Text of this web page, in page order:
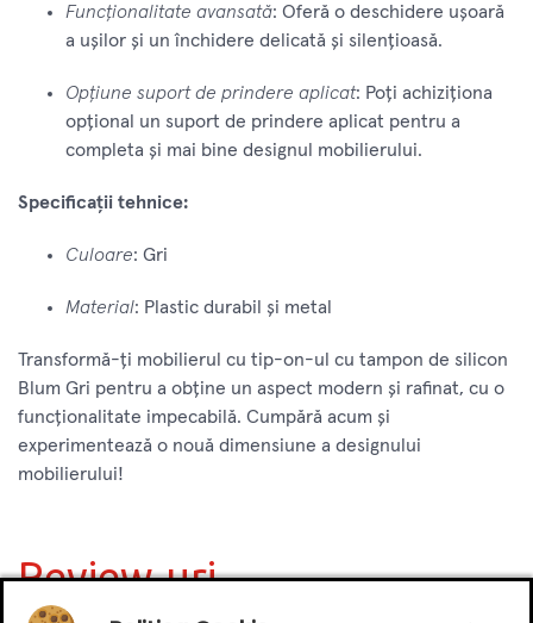
Funcționalitate avansată: Oferă o deschidere ușoară
a ușilor și un închidere delicată și silențioasă.
Opțiune suport de prindere aplicat: Poți achiziționa
opțional un suport de prindere aplicat pentru a
completa și mai bine designul mobilierului.
Specificații tehnice:
Culoare: Gri
Material: Plastic durabil și metal
Transformă-ți mobilierul cu tip-on-ul cu tampon de silicon
Blum Gri pentru a obține un aspect modern și rafinat, cu o
funcționalitate impecabilă. Cumpără acum și
experimentează o nouă dimensiune a designului
mobilierului!
Review-uri